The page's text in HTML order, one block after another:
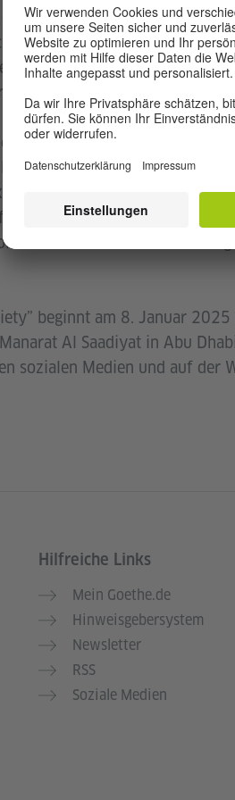
Botschaften Frankreichs,
Kulturinstitut Abu Dhabi,
“She Reel: Women in
in der Gesellschaft
die verschiedene
weltweit konfrontiert
anregen und das
Durch das Erzählen von
im Streben nach einer
beginnt am 8. Januar
Al Saadiyat in Abu
sozialen Medien und auf der
Hilfreiche Links
Mein Goethe.de
Hinweisgebersystem
Newsletter
RSS
Soziale Medien